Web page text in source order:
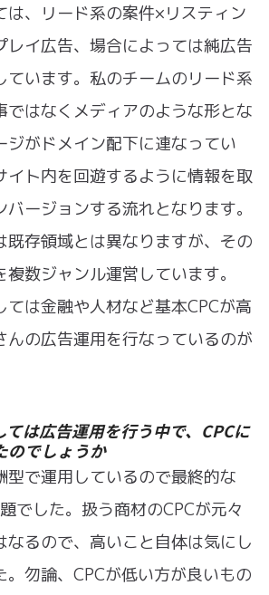
は、リード系の案件×リスティン
レイ広告、場合によっては純広告
ています。私のチームのリード系
ではなくメディアのような形とな
ジがドメイン配下に連なってい
イト内を回遊するように情報を取
ージョンする流れとなります。
既存領域とは異なりますが、その
数ジャンル運営しています。
ては金融や人材など基本CPCが高
んの広告運用を行なっているのが
ては広告運用を行う中で、CPCに
のでしょうか
型で運用しているので最終的な
でした。扱う商材のCPCが元々
なるので、高いこと自体は気にし
。勿論、CPCが低い方が良いもの